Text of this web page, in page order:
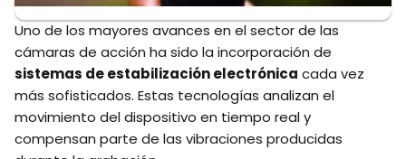
Uno de los mayores avances en el sector de las
cámaras de acción ha sido la incorporación de
sistemas de estabilización electrónica cada vez
más sofisticados. Estas tecnologías analizan el
movimiento del dispositivo en tiempo real y
compensan parte de las vibraciones producidas